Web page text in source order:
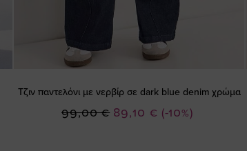
Τζιν παντελόνι με νερβίρ σε dark blue denim χρώμα
(-10%)
Ειδική
89,10 €
99,00 €